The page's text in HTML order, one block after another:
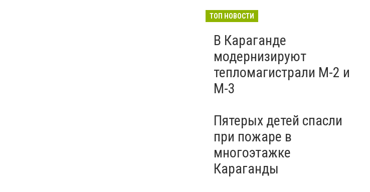
учебный год 1 сентября
ТОП НОВОСТИ
В Караганде
модернизируют
тепломагистрали М-2 и
М-3
Пятерых детей спасли
при пожаре в
многоэтажке
Караганды